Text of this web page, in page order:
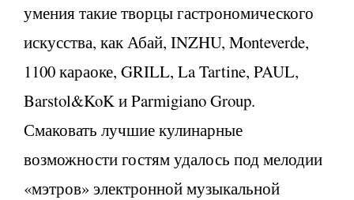
умения такие творцы гастрономического
искусства, как Абай, INZHU, Monteverde,
1100 караоке, GRILL, La Tartine, PAUL,
Barstol&KoK и Parmigiano Group.
Смаковать лучшие кулинарные
возможности гостям удалось под мелодии
«мэтров» электронной музыкальной